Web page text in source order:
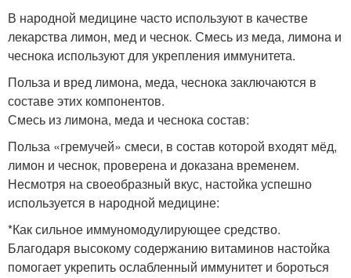
В народной медицине часто используют в качестве
лекарства лимон, мед и чеснок. Смесь из меда, лимона и
чеснока используют для укрепления иммунитета.
Польза и вред лимона, меда, чеснока заключаются в
составе этих компонентов.
Смесь из лимона, меда и чеснока состав:
Польза «гремучей» смеси, в состав которой входят мёд,
лимон и чеснок, проверена и доказана временем.
Несмотря на своеобразный вкус, настойка успешно
используется в народной медицине:
*Как сильное иммуномодулирующее средство.
Благодаря высокому содержанию витаминов настойка
помогает укрепить ослабленный иммунитет и бороться